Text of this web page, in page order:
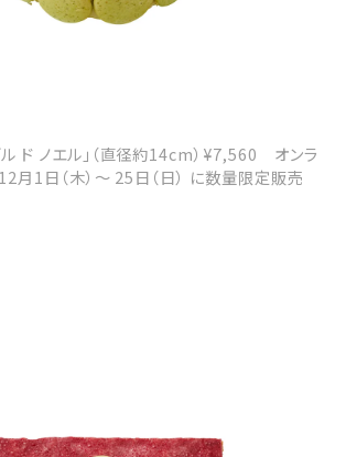
ド ノエル」（直径約14cm）¥7,560 オンラ
月1日（木）～ 25日（日） に数量限定販売